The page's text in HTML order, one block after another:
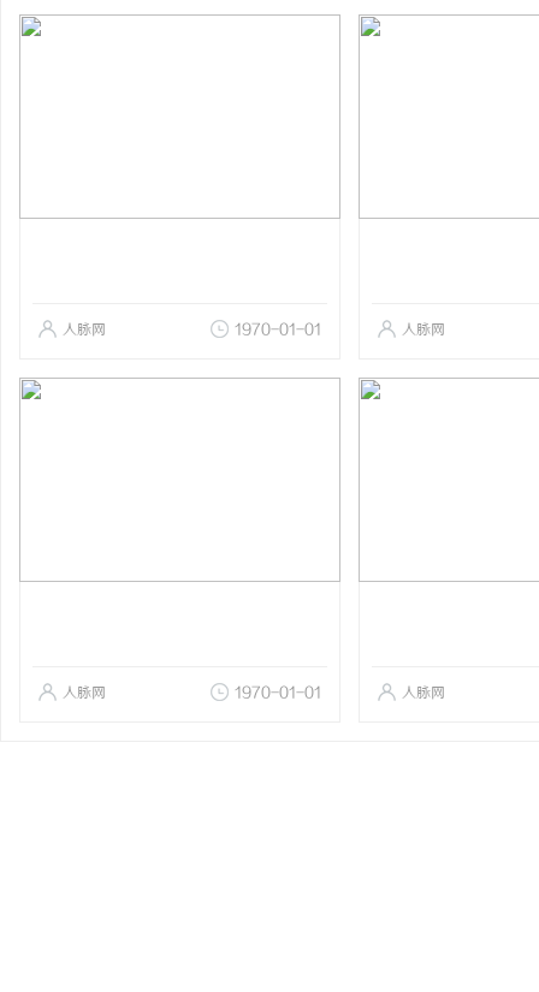
人脉网 1970-01-01 人脉网
人脉网 1970-01-01 人脉网